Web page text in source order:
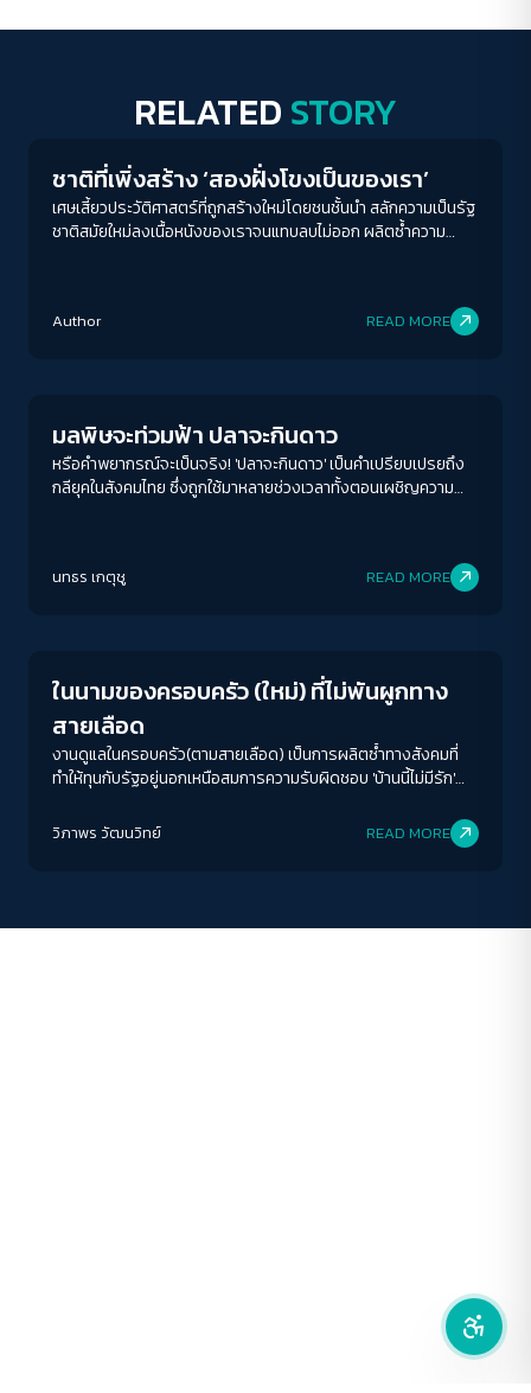
RELATED STORY
ชาติที่เพิ่งสร้าง ‘สองฝั่งโขงเป็นของเรา’
เศษเสี้ยวประวัติศาสตร์ที่ถูกสร้างใหม่โดยชนชั้นนำ สลักความเป็นรัฐ
ชาติสมัยใหม่ลงเนื้อหนังของเราจนแทบลบไม่ออก ผลิตซ้ำความ
Author READ MORE
มลพิษจะท่วมฟ้า ปลาจะกินดาว
หรือคำพยากรณ์จะเป็นจริง! 'ปลาจะกินดาว' เป็นคำเปรียบเปรยถึง
กลียุคในสังคมไทย ซึ่งถูกใช้มาหลายช่วงเวลาทั้งตอนเผชิญความ
นทธร เกตุชู READ MORE
ในนามของครอบครัว (ใหม่) ที่ไม่พันผูกทาง
สายเลือด
งานดูแลในครอบครัว(ตามสายเลือด) เป็นการผลิตซ้ำทางสังคมที่
ทำให้ทุนกับรัฐอยู่นอกเหนือสมการความรับผิดชอบ 'บ้านนี้ไม่มีรัก'
อาจได้เห็นการดูแลโดยสังคมและปลดพันธนาการของเหล่าสตรีที่
วิภาพร วัฒนวิทย์ READ MORE
ปกติ มาก มากที่สุด
ปิด Deutan Tritan